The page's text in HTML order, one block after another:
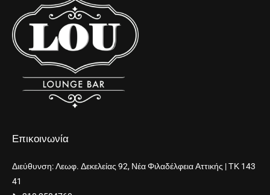
Επικοινωνία
Διεύθυνση: Λεωφ. Δεκελείας 92, Νέα Φιλαδέλφεια Αττικής | ΤΚ 143
41